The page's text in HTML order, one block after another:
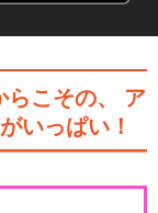
こその、
ア
いっぱい！